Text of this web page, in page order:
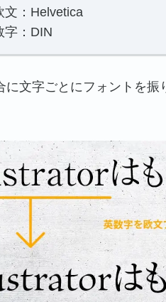
文：Helvetica
字：DIN
に文字ごとにフォントを